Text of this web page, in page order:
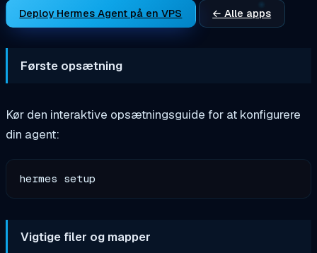
Deploy Hermes Agent på en VPS ← Alle apps
Første opsætning
Kør den interaktive opsætningsguide for at konfigurere
din agent:
Vigtige filer og mapper